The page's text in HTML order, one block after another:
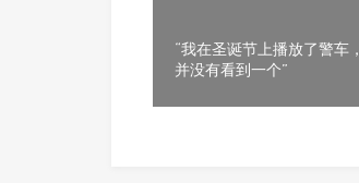
“我在圣诞节上播放了警车，
并没有看到一个”